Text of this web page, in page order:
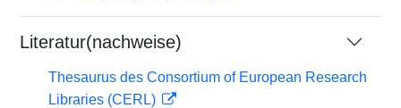
Literatur(nachweise)
Thesaurus des Consortium of European Research
Libraries (CERL)